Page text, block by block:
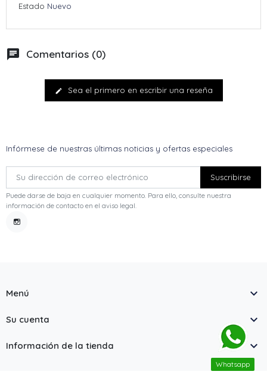
Estado Nuevo
chat Comentarios (0)
edit Sea el primero en escribir una reseña
Infórmese de nuestras últimas noticias y ofertas especiales
Puede darse de baja en cualquier momento. Para ello, consulte nuestra
información de contacto en el aviso legal.
Menú 
Su cuenta 
Información de la tienda 
Whatsapp